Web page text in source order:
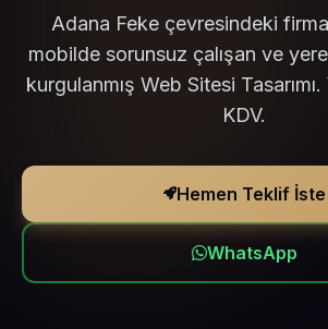
Adana Feke çevresindeki
mobilde sorunsuz çalışan ve
kurgulanmış Web Sitesi Tasarımı.
KDV.
Hemen Teklif İste
WhatsApp